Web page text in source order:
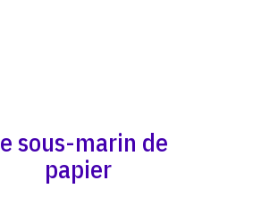
sous-marin de
papier